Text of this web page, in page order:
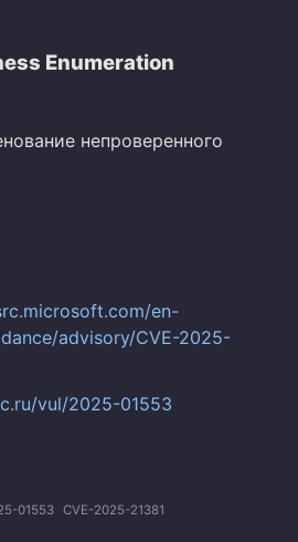
Enumeration
непроверенного
en-
advisory/CVE-2025-
vul/2025-01553
01553 CVE-2025-21381